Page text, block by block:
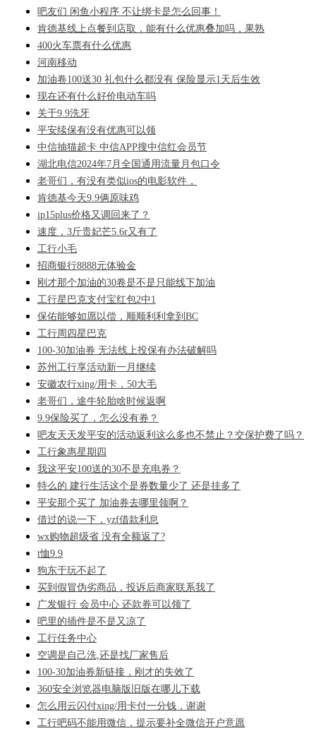
吧友们 闲鱼小程序 不让绑卡是怎么回事！
肯德基线上点餐到店取，能有什么优惠叠加吗，果熟
400火车票有什么优惠
河南移动
加油卷100送30 礼包什么都没有 保险显示1天后生效
现在还有什么好价电动车吗
关于9.9洗牙
平安续保有没有优惠可以领
中信抽猫超卡 中信APP搜中信红会员节
湖北电信2024年7月全国通用流量月包口令
老哥们，有没有类似ios的电影软件，
肯德基今天9.9俩原味鸡
ip15plus价格又调回来了？
速度，3斤贵妃芒5.6r又有了
工行小毛
招商银行8888元体验金
刚才那个加油的30卷是不是只能线下加油
工行星巴克支付宝红包2中1
保佑能够如愿以偿，顺顺利利拿到BC
工行周四星巴克
100-30加油券 无法线上投保有办法破解吗
苏州工行享活动新一月继续
安徽农行xing/用卡，50大毛
老哥们，途牛轮胎啥时候返啊
9.9保险买了，怎么没有券？
吧友天天发平安的活动返利这么多也不禁止？交保护费了吗？
工行象惠星期四
我这平安100送的30不是充电券？
特么的 建行生活这个是券数量少了 还是挂多了
平安那个买了 加油券去哪里领啊？
借过的说一下，yzf借款利息
wx购物超级省 没有全额返了?
t恤9.9
狗东于玩不起了
买到假冒伪劣商品，投诉后商家联系我了
广发银行 会员中心 还款券可以领了
吧里的插件是不是又凉了
工行任务中心
空调是自己洗,还是找厂家售后
100-30加油券新链接，刚才的失效了
360安全浏览器电脑版旧版在哪儿下载
怎么用云闪付xing/用卡付一分钱，谢谢
工行吧码不能用微信，提示要补全微信开户意愿